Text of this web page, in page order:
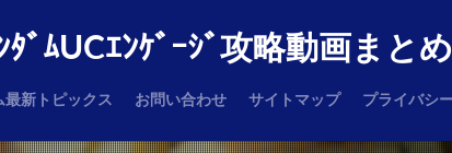
ﾀﾞﾑUCｴﾝｹﾞｰｼﾞ攻略動画まとめ
最新トピックス お問い合わせ サイトマップ プライバシ